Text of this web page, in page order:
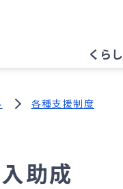
くらし
各種支援制度
助成